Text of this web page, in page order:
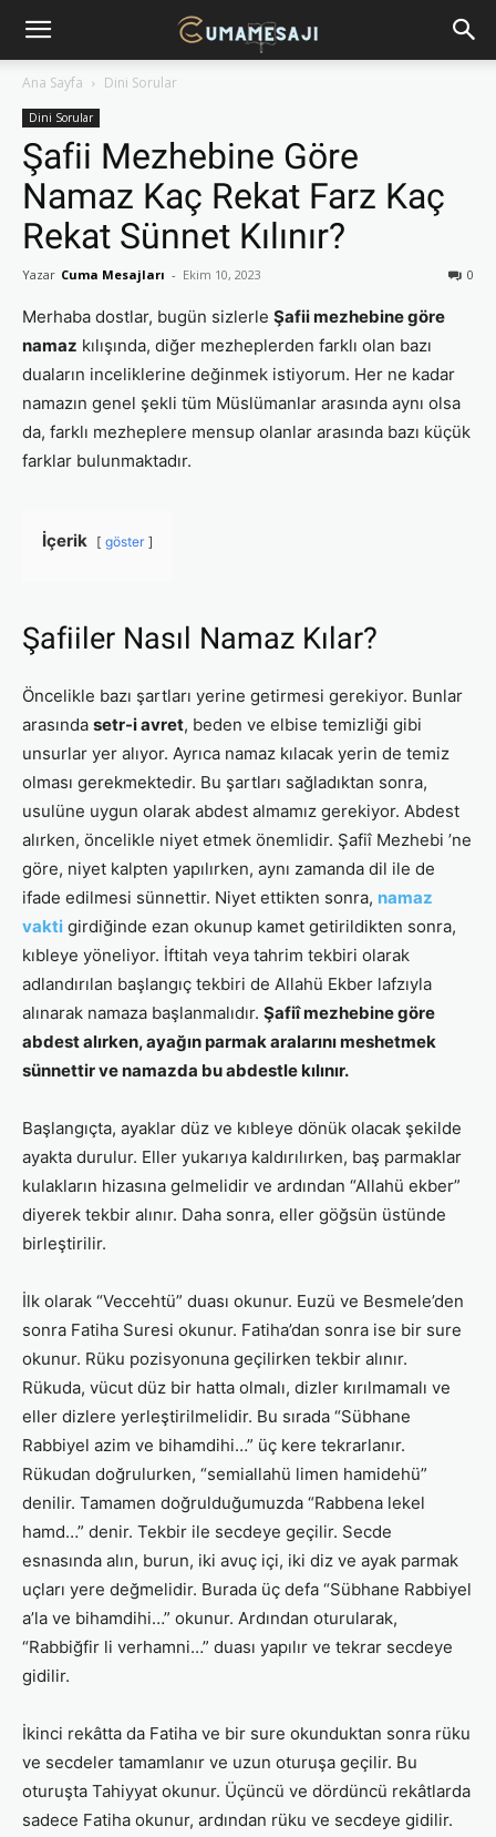
Ana Sayfa Dini Sorular
Dini Sorular
Şafii Mezhebine Göre
Namaz Kaç Rekat Farz Kaç
Rekat Sünnet Kılınır?
Yazar Cuma Mesajları - Ekim 10, 2023 0
Merhaba dostlar, bugün sizlerle Şafii mezhebine göre
namaz kılışında, diğer mezheplerden farklı olan bazı
duaların inceliklerine değinmek istiyorum. Her ne kadar
namazın genel şekli tüm Müslümanlar arasında aynı olsa
da, farklı mezheplere mensup olanlar arasında bazı küçük
farklar bulunmaktadır.
İçerik göster
Şafiiler Nasıl Namaz Kılar?
Öncelikle bazı şartları yerine getirmesi gerekiyor. Bunlar
arasında setr-i avret, beden ve elbise temizliği gibi
unsurlar yer alıyor. Ayrıca namaz kılacak yerin de temiz
olması gerekmektedir. Bu şartları sağladıktan sonra,
usulüne uygun olarak abdest almamız gerekiyor. Abdest
alırken, öncelikle niyet etmek önemlidir. Şafiî Mezhebi ’ne
göre, niyet kalpten yapılırken, aynı zamanda dil ile de
ifade edilmesi sünnettir. Niyet ettikten sonra, namaz
vakti girdiğinde ezan okunup kamet getirildikten sonra,
kıbleye yöneliyor. İftitah veya tahrim tekbiri olarak
adlandırılan başlangıç tekbiri de Allahü Ekber lafzıyla
alınarak namaza başlanmalıdır. Şafiî mezhebine göre
abdest alırken, ayağın parmak aralarını meshetmek
sünnettir ve namazda bu abdestle kılınır.
Başlangıçta, ayaklar düz ve kıbleye dönük olacak şekilde
ayakta durulur. Eller yukarıya kaldırılırken, baş parmaklar
kulakların hizasına gelmelidir ve ardından “Allahü ekber”
diyerek tekbir alınır. Daha sonra, eller göğsün üstünde
birleştirilir.
İlk olarak “Veccehtü” duası okunur. Euzü ve Besmele’den
sonra Fatiha Suresi okunur. Fatiha’dan sonra ise bir sure
okunur. Rüku pozisyonuna geçilirken tekbir alınır.
Rükuda, vücut düz bir hatta olmalı, dizler kırılmamalı ve
eller dizlere yerleştirilmelidir. Bu sırada “Sübhane
Rabbiyel azim ve bihamdihi…” üç kere tekrarlanır.
Rükudan doğrulurken, “semiallahü limen hamidehü”
denilir. Tamamen doğrulduğumuzda “Rabbena lekel
hamd…” denir. Tekbir ile secdeye geçilir. Secde
esnasında alın, burun, iki avuç içi, iki diz ve ayak parmak
uçları yere değmelidir. Burada üç defa “Sübhane Rabbiyel
a’la ve bihamdihi…” okunur. Ardından oturularak,
“Rabbiğfir li verhamni…” duası yapılır ve tekrar secdeye
gidilir.
İkinci rekâtta da Fatiha ve bir sure okunduktan sonra rüku
ve secdeler tamamlanır ve uzun oturuşa geçilir. Bu
oturuşta Tahiyyat okunur. Üçüncü ve dördüncü rekâtlarda
sadece Fatiha okunur, ardından rüku ve secdeye gidilir.